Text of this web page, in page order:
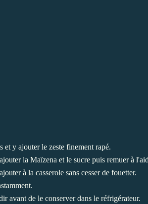
et y ajouter le zeste finement rapé.
la Maïzena et le sucre puis remuer à
à la casserole sans cesser de fouetter.
avant de le conserver dans le réfrigérateur.